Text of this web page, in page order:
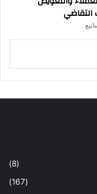
التقاضي
(8)
(167)